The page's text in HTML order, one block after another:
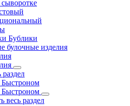
Бублики
булочные изделия
раздел
Быстроном
Быстроном
весь раздел